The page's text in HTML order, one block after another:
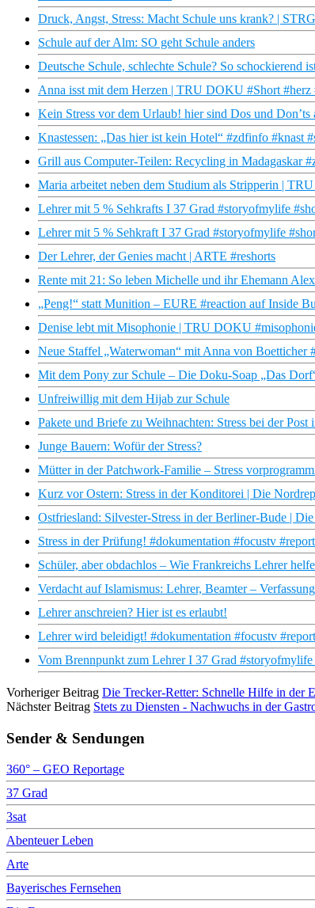
Druck, Angst, Stress: Macht Schule uns krank? |
Schule auf der Alm: SO geht Schule anders
Deutsche Schule, schlechte Schule? So schockierend
Anna isst mit dem Herzen | TRU DOKU #Short
Kein Stress vor dem Urlaub! hier sind Dos und
Knastessen: „Das hier ist kein Hotel“ #zdfinfo #knast
Grill aus Computer-Teilen: Recycling in Madagaskar
Maria arbeitet neben dem Studium als Stripperin |
Lehrer mit 5 % Sehkrafts I 37 Grad #storyofmylife
Lehrer mit 5 % Sehkraft I 37 Grad #storyofmylife
Der Lehrer, der Genies macht | ARTE #reshorts
Rente mit 21: So leben Michelle und ihr Ehemann
„Peng!“ statt Munition – EURE #reaction auf Inside
Denise lebt mit Misophonie | TRU DOKU
Neue Staffel „Waterwoman“ mit Anna von Boetticher
Mit dem Pony zur Schule – Die Doku-Soap „Das
Unfreiwillig mit dem Hijab zur Schule
Pakete und Briefe zu Weihnachten: Stress bei der
Junge Bauern: Wofür der Stress?
Mütter in der Patchwork-Familie – Stress
Kurz vor Ostern: Stress in der Konditorei | Die
Ostfriesland: Silvester-Stress in der Berliner-Bude |
Stress in der Prüfung! #dokumentation #focustv
Schüler, aber obdachlos – Wie Frankreichs Lehrer
Verdacht auf Islamismus: Lehrer, Beamter –
Lehrer anschreien? Hier ist es erlaubt!
Lehrer wird beleidigt! #dokumentation #focustv
Vom Brennpunkt zum Lehrer I 37 Grad #storyofmylife
Vorheriger Beitrag Die Trecker-Retter: Schnelle Hilfe in der
Nächster Beitrag Stets zu Diensten - Nachwuchs in der
Sender & Sendungen
360° – GEO Reportage
37 Grad
3sat
Abenteuer Leben
Arte
Bayerisches Fernsehen